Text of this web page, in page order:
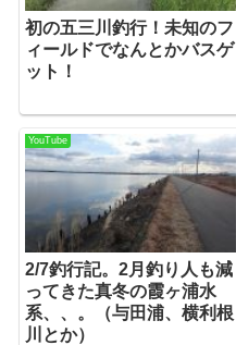
初の五三川釣行！未知のフ
ィールドでなんとかバスゲ
ット！
YouTube
2/7釣行記。2月釣り人も減
ってきた真冬の霞ヶ浦水
系、、。（与田浦、横利根
川とか）